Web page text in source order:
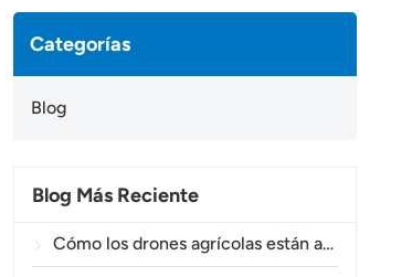
Categorías
Blog
Blog Más Reciente
Cómo los drones agrícolas están ayudando a los agricultores brasileños a mejorar las operaciones de fumigación de cultivos.